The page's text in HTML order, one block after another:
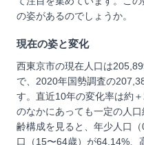
の姿があるのでしょうか。
現在の姿と変化
西東京市の現在人口は
で、2020年国勢調査の
す。直近10年の変化率は約
のなかにあっても一定の人
齢構成を見ると、年少人口
口（15〜64歳）が64.14%、